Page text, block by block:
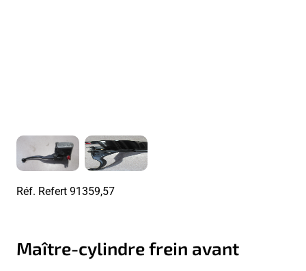
Réf. Refert91359,57
Maître-cylindre frein avant